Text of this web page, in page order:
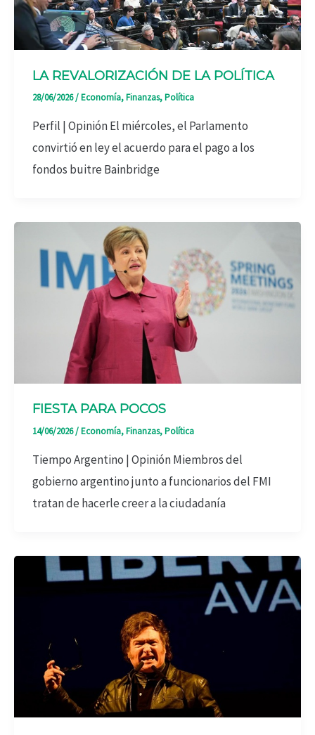
LA REVALORIZACIÓN DE LA POLÍTICA
28/06/2026/Economía,Finanzas,Política
Perfil | Opinión El miércoles, el Parlamento
convirtió en ley el acuerdo para el pago a los
fondos buitre Bainbridge
FIESTA PARA POCOS
14/06/2026/Economía,Finanzas,Política
Tiempo Argentino | Opinión Miembros del
gobierno argentino junto a funcionarios del FMI
tratan de hacerle creer a la ciudadanía